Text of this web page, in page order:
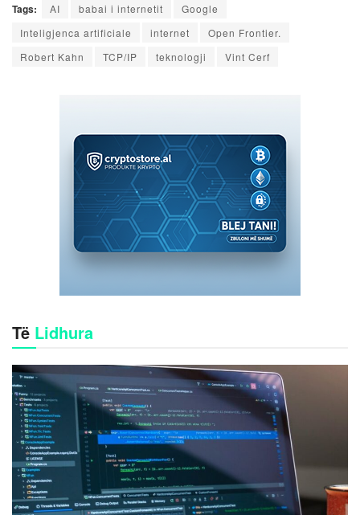
Tags: AI babai i internetit
Google
Inteligjenca artificiale
internet
Open Frontier.
Robert Kahn
TCP/IP teknologji Vint Cerf
Të Lidhura